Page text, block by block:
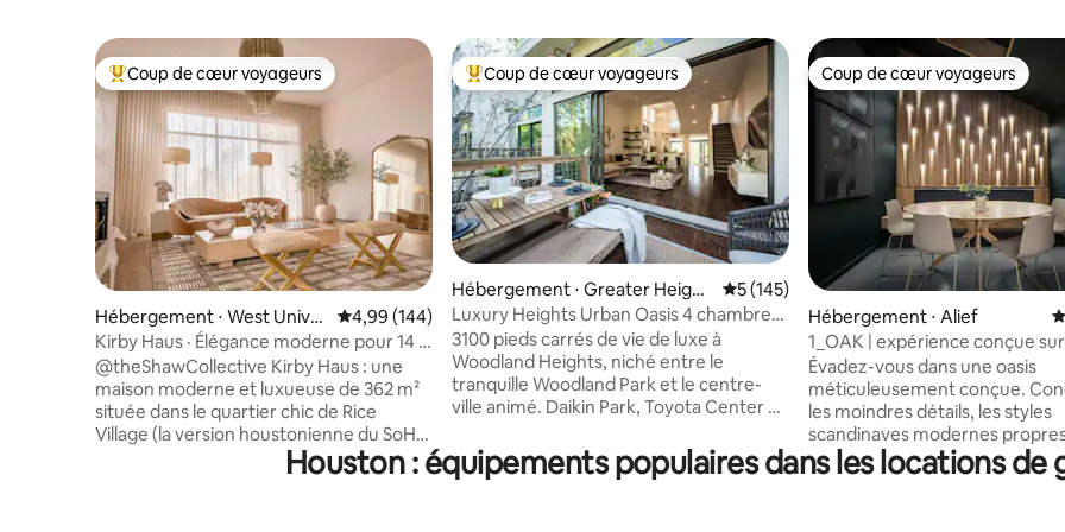
Coups de cœur voyageurs les plus appréciés
Coup de cœur voyageurs
Hébergement ⋅ West Univer
sity Place
Évaluation moyenne sur la base de 144 commentaires : 4,99 sur 5
4,99 (144)
Kirby Haus · Élégance moderne pour 14 ·
Rice Village
@theShawCollective Kirby Haus : une
maison moderne et luxueuse de 362 m²
située dans le quartier chic de Rice
Village (la version houstonienne du SoHo
new-yorkais), réputé pour ses rues
piétonnes, ses boutiques, ses
Coups de cœur voyageurs les plus appréciés
Coup de cœur voyageurs
Hébergement ⋅ Greater Height
s
Évaluation moyenne sur la base de 145
5 (145)
Luxury Heights Urban Oasis 4 chambres |
Dans le top 5 % sur Airbnb
3100 pieds carrés de vie de luxe à
Woodland Heights, niché entre le
tranquille Woodland Park et le centre-
ville animé. Daikin Park, Toyota Center et
10 minutes. NRG Stadium à 18 minutes.
TMC à 15 minutes. Wi-Fi RAPIDE
Coup de cœur voyageurs
Coup de cœur voyageurs
Hébergement ⋅ Alief
1_OAK | expérience conçue
peut accueillir 10 personnes
Évadez-vous dans une oasis
méticuleusement conçue.
les moindres détails, les styles
scandinaves modernes
rencontrent le zen japonais,
expérience unique ! 3 chambres + coin lit
Houston : équipements populaires dans les locations de